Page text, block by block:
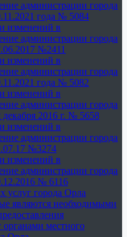
администрации города
года № 5084
изменений в
администрации города
№2411
изменений в
администрации города
года № 5082
изменений в
администрации города
2016 г. № 5658
изменений в
администрации города
№3274
изменений в
администрации города
№ 6116
услуг города Орла
являются необходимыми
местного